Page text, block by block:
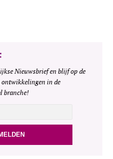
Nieuwsbrief en blijf op de
ontwikkelingen in de
branche!